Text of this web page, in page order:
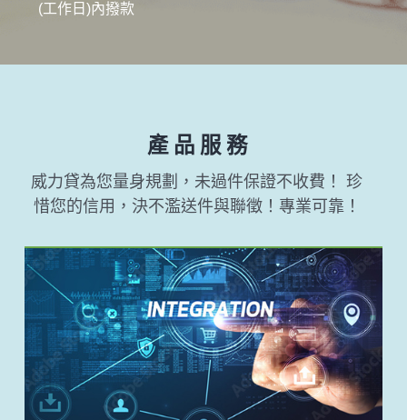
(工作日)內撥款
產 品 服 務
威力貸為您量身規劃，未過件保證不收費！
珍
惜您的信用，決不濫送件與聯徵！專業可靠！